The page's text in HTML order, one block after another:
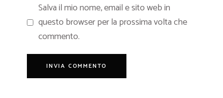
Salva il mio nome, email e sito web in
questo browser per la prossima volta che
commento.